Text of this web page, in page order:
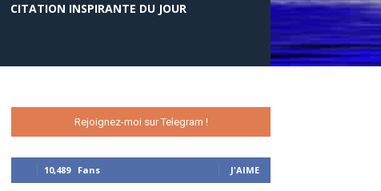
CITATION INSPIRANTE DU JOUR
Rejoignez-moi sur Telegram !
10,489 Fans J'AIME